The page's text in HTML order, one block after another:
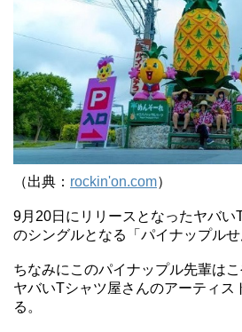
（出典： rockin'on.com）
9月20日にリリースとなったヤバい
のシングルとなる「パイナップルせ
ちなみにこのパイナップル先輩はこ
ヤバいTシャツ屋さんのアーティス
る。